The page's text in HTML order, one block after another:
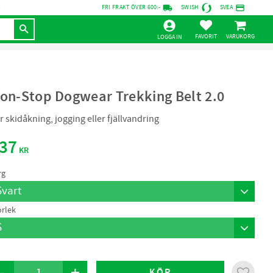
FRI FRAKT ÖVER 600:- local_shipping SWISH SVEA credit_card
LOGGA IN FAVORITER
KUNDVAGN
Stop Dogwear Trekking Belt 2.0
skidåkning, jogging eller fjällvandring
KR